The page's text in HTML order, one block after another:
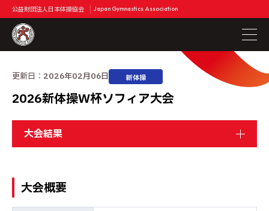
公益財団法人日本体操協会 Japan Gymnastics Association
更新日： 2026年02月06日 新体操
2026新体操W杯ソフィア大会
大会結果
大会概要